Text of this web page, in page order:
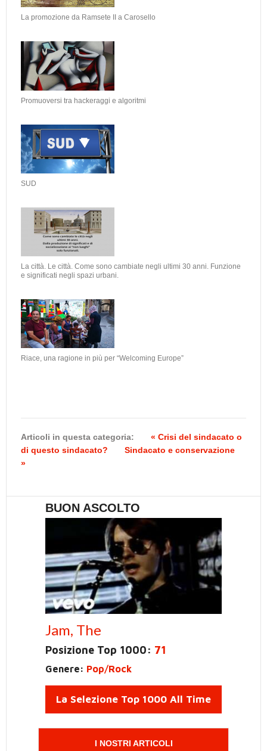
La promozione da Ramsete II a Carosello
Promuoversi tra hackeraggi e algoritmi
SUD
La città. Le città. Come sono cambiate negli ultimi 30 anni. Funzione
e significati negli spazi urbani.
Riace, una ragione in più per “Welcoming Europe”
Articoli in questa categoria:
« Crisi del sindacato o
di questo sindacato?
Sindacato e conservazione
»
BUON ASCOLTO
Jam, The
Posizione Top 1000: 71
Genere: Pop/Rock
La Selezione Top 1000 All Time
I NOSTRI ARTICOLI